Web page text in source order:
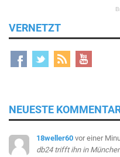
VERNETZT
NEUESTE
18weller60 vor einer
db24 trifft ihn in